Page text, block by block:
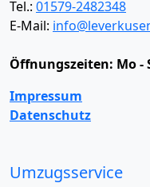
Tel.: 01579-2482348
E-Mail:
Öffnungszeiten: Mo -
Impressum
Datenschutz
Umzugsservice